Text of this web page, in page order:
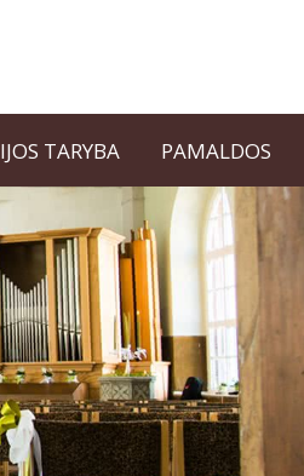
TARYBA PAMALDOS